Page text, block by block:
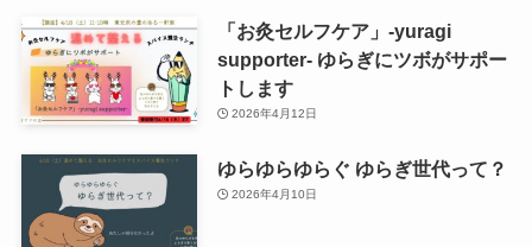
「お灸セルフケア」-yuragi
supporter- ゆらぎにツボがサポー
トします
2026年4月12日
ゆらゆらゆらぐ ゆらぎ世代って？
2026年4月10日